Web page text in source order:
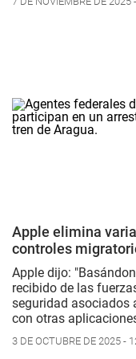
Apple elimina
controles
Apple dijo:
recibido de las
seguridad asociados
con otras
3 DE OCTUBRE DE 2025 -